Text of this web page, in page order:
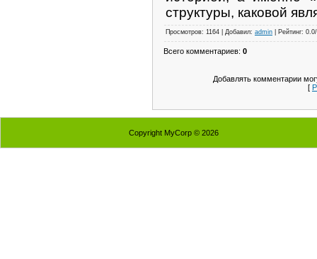
структуры, каковой
Просмотров: 1164 | Добавил: admin | Рейтинг:
Всего комментариев: 0
Добавлять комментарии
[
Copyright MyCorp © 2026